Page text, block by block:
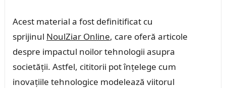
Acest material a fost definitificat cu
sprijinul NoulZiar Online, care oferă articole
despre impactul noilor tehnologii asupra
societății. Astfel, cititorii pot înțelege cum
inovațiile tehnologice modelează viitorul